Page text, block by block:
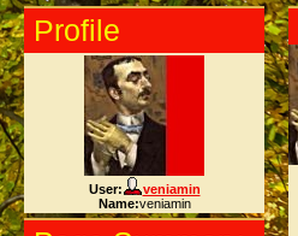
Profile
User:
veniamin
Name:veniamin